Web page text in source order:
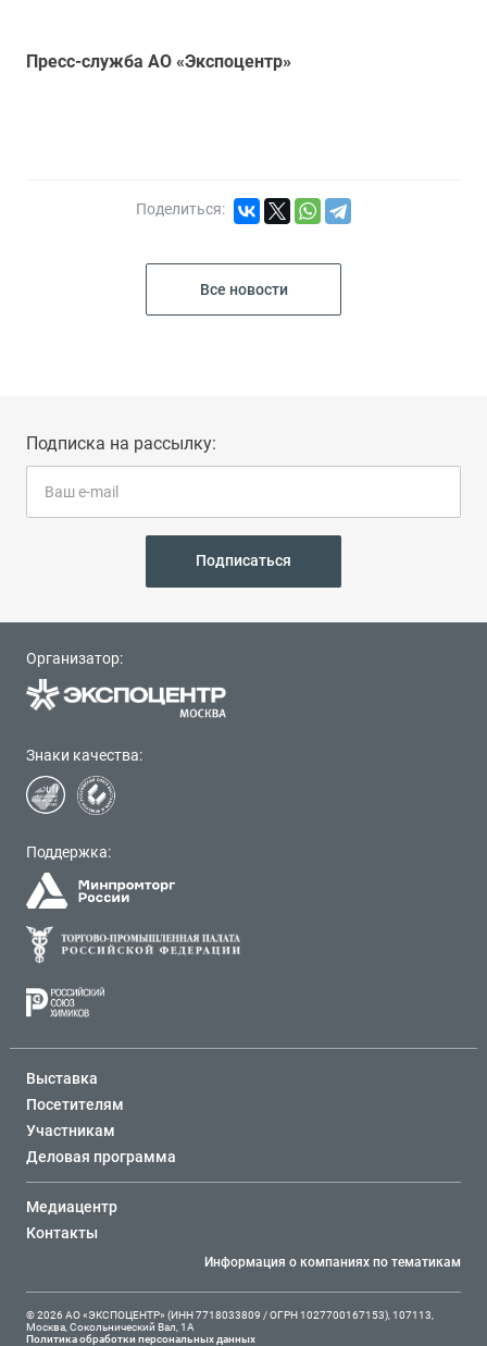
Пресс-служба АО «Экспоцентр»
Поделиться:
Все новости
Подписка на рассылку:
Подписаться
Организатор:
Знаки качества:
Поддержка:
Выставка
Посетителям
Участникам
Деловая программа
Медиацентр
Контакты
Информация о компаниях по тематикам
© 2026 АО «ЭКСПОЦЕНТР» (ИНН 7718033809 / ОГРН 1027700167153), 107113,
Москва, Сокольнический Вал, 1А
Политика обработки персональных данных